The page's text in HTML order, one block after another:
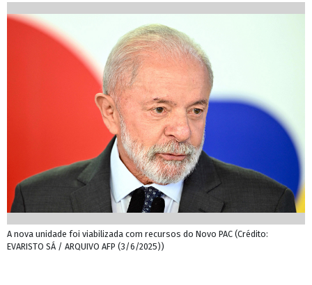
A nova unidade foi viabilizada com recursos do Novo PAC (Crédito:
EVARISTO SÁ / ARQUIVO AFP (3/6/2025))